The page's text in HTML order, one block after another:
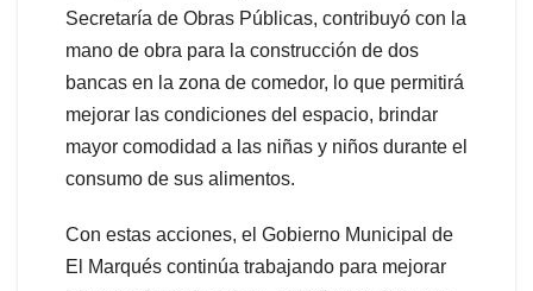
Secretaría de Obras Públicas, contribuyó con la
mano de obra para la construcción de dos
bancas en la zona de comedor, lo que permitirá
mejorar las condiciones del espacio, brindar
mayor comodidad a las niñas y niños durante el
consumo de sus alimentos.
Con estas acciones, el Gobierno Municipal de
El Marqués continúa trabajando para mejorar